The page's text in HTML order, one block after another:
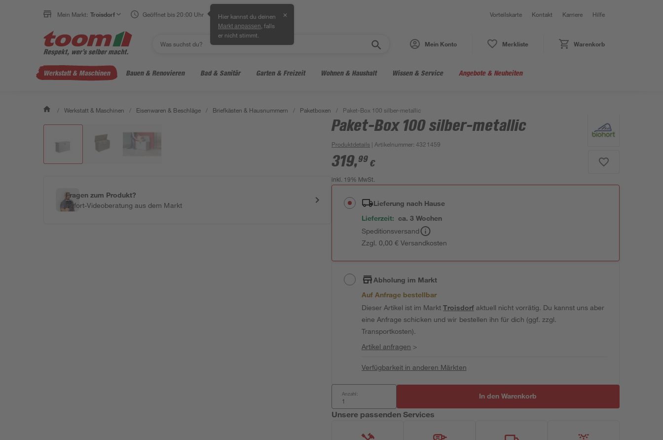
Mein Markt: Troisdorf Geöffnet bis 20:00 Uhr Hier kannst du deinen
Markt anpassen , falls
er nicht stimmt.
✕ Vorteilskarte Kontakt Karriere Hilfe
Mein Konto Merkliste Warenkorb
Werkstatt & Maschinen Bauen & Renovieren Bad & Sanitär Garten & Freizeit Wohnen & Haushalt Wissen & Service Angebote & Neuheiten
/ Werkstatt & Maschinen / Eisenwaren & Beschläge / Briefkästen & Hausnummern / Paketboxen / Paket-Box 100 silber-metallic
Fragen zum Produkt?
Sofort-Videoberatung aus dem Markt
Paket-Box 100 silber-metallic
Produktdetails | Artikelnummer:4321459
319,99 €
inkl. 19% MwSt.
Lieferung nach Hause
Lieferzeit: ca. 3 Wochen
Speditionsversand
Zzgl. 0,00 € Versandkosten
Abholung im Markt
Auf Anfrage bestellbar
Dieser Artikel ist im MarktTroisdorfaktuell nicht vorrätig. Du kannst uns aber
eine Anfrage schicken und wir bestellen ihn für dich (ggf. zzgl.
Transportkosten).
Artikel anfragen >
Verfügbarkeit in anderen Märkten
Anzahl: In den Warenkorb
Unsere passenden Services